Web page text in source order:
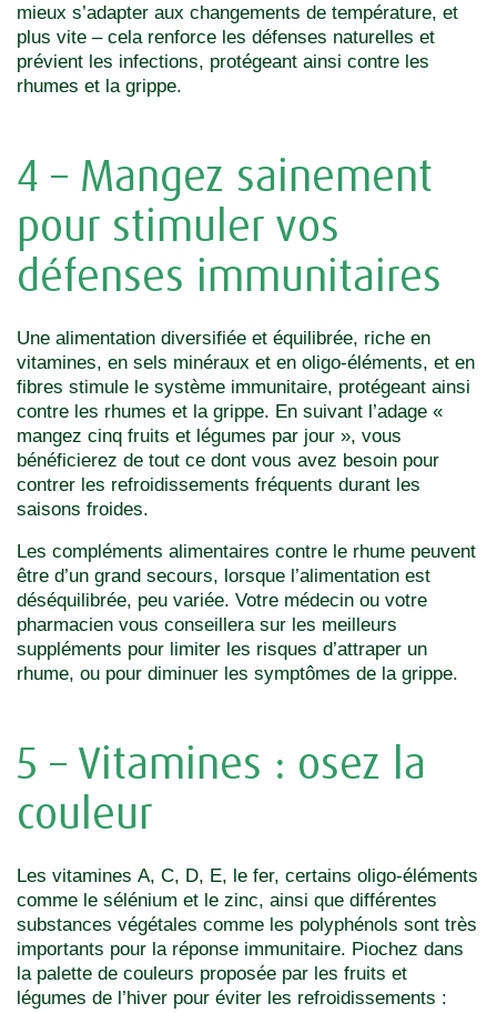
mieux s’adapter aux changements de température, et
plus vite – cela renforce les défenses naturelles et
prévient les infections, protégeant ainsi contre les
rhumes et la grippe.
4 – Mangez sainement
pour stimuler vos
défenses immunitaires
Une alimentation diversifiée et équilibrée, riche en
vitamines, en sels minéraux et en oligo-éléments, et en
fibres stimule le système immunitaire, protégeant ainsi
contre les rhumes et la grippe. En suivant l’adage «
mangez cinq fruits et légumes par jour », vous
bénéficierez de tout ce dont vous avez besoin pour
contrer les refroidissements fréquents durant les
saisons froides.
Les compléments alimentaires contre le rhume peuvent
être d’un grand secours, lorsque l’alimentation est
déséquilibrée, peu variée. Votre médecin ou votre
pharmacien vous conseillera sur les meilleurs
suppléments pour limiter les risques d’attraper un
rhume, ou pour diminuer les symptômes de la grippe.
5 – Vitamines : osez la
couleur
Les vitamines A, C, D, E, le fer, certains oligo-éléments
comme le sélénium et le zinc, ainsi que différentes
substances végétales comme les polyphénols sont très
importants pour la réponse immunitaire. Piochez dans
la palette de couleurs proposée par les fruits et
légumes de l’hiver pour éviter les refroidissements :